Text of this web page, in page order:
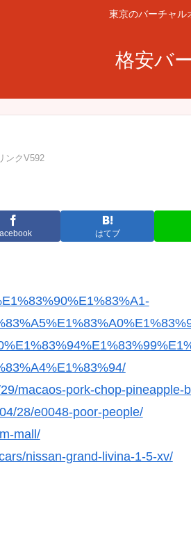
東京のバーチャル
格安バ
ンクV592
はてブ
macaos-pork-chop-pineapple-
28/e0048-poor-people/
mall/
nissan-grand-livina-1-5-xv/